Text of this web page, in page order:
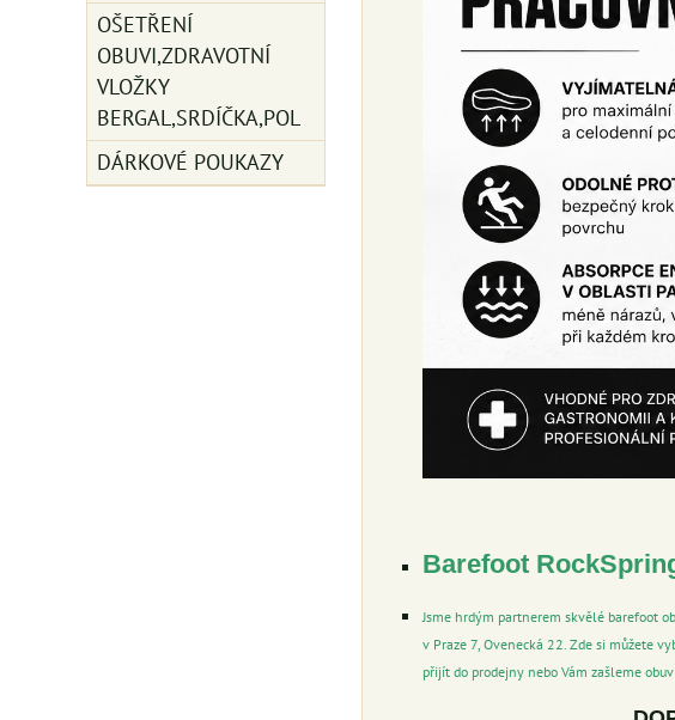
Barefoot
Jsme hrdým partnerem skvělé barefoot
v Praze 7, Ovenecká 22. Zde si můžete
přijít do prodejny nebo Vám zašleme
OŠETŘENÍ
OBUVI,ZDRAVOTNÍ
VLOŽKY
BERGAL,SRDÍČKA,POL
DÁRKOVÉ POUKAZY